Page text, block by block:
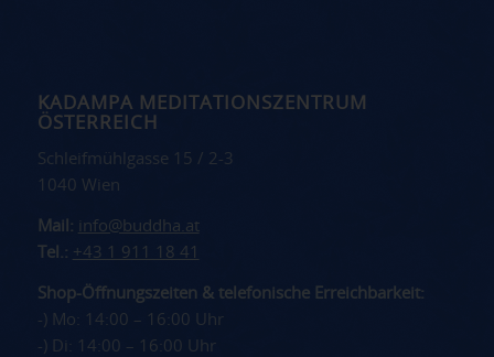
KADAMPA MEDITATIONSZENTRUM
ÖSTERREICH
Schleifmühlgasse 15 / 2-3
1040 Wien
Mail: info@buddha.at
Tel.: +43 1 911 18 41
Shop-Öffnungszeiten & telefonische Erreichbarkeit:
-) Mo: 14:00 – 16:00 Uhr
-) Di: 14:00 – 16:00 Uhr